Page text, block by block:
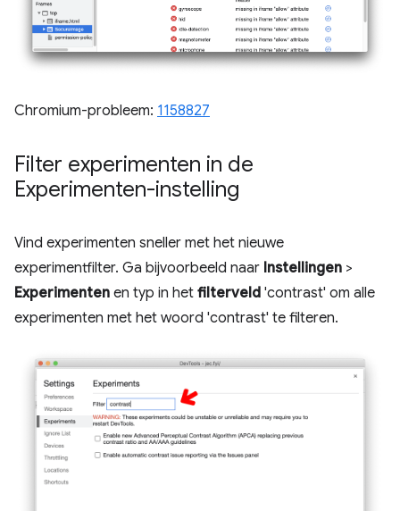
Chromium-probleem: 1158827
Filter experimenten in de
Experimenten-instelling
Vind experimenten sneller met het nieuwe
experimentfilter. Ga bijvoorbeeld naar Instellingen >
Experimenten en typ in het filterveld 'contrast' om alle
experimenten met het woord 'contrast' te filteren.